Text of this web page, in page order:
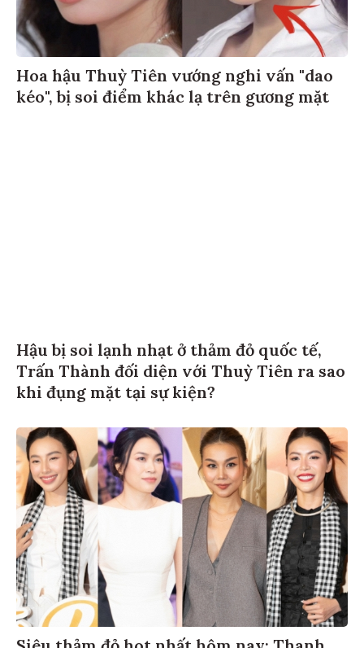
Hoa hậu Thuỳ Tiên vướng nghi vấn "dao
kéo", bị soi điểm khác lạ trên gương mặt
Hậu bị soi lạnh nhạt ở thảm đỏ quốc tế,
Trấn Thành đối diện với Thuỳ Tiên ra sao
khi đụng mặt tại sự kiện?